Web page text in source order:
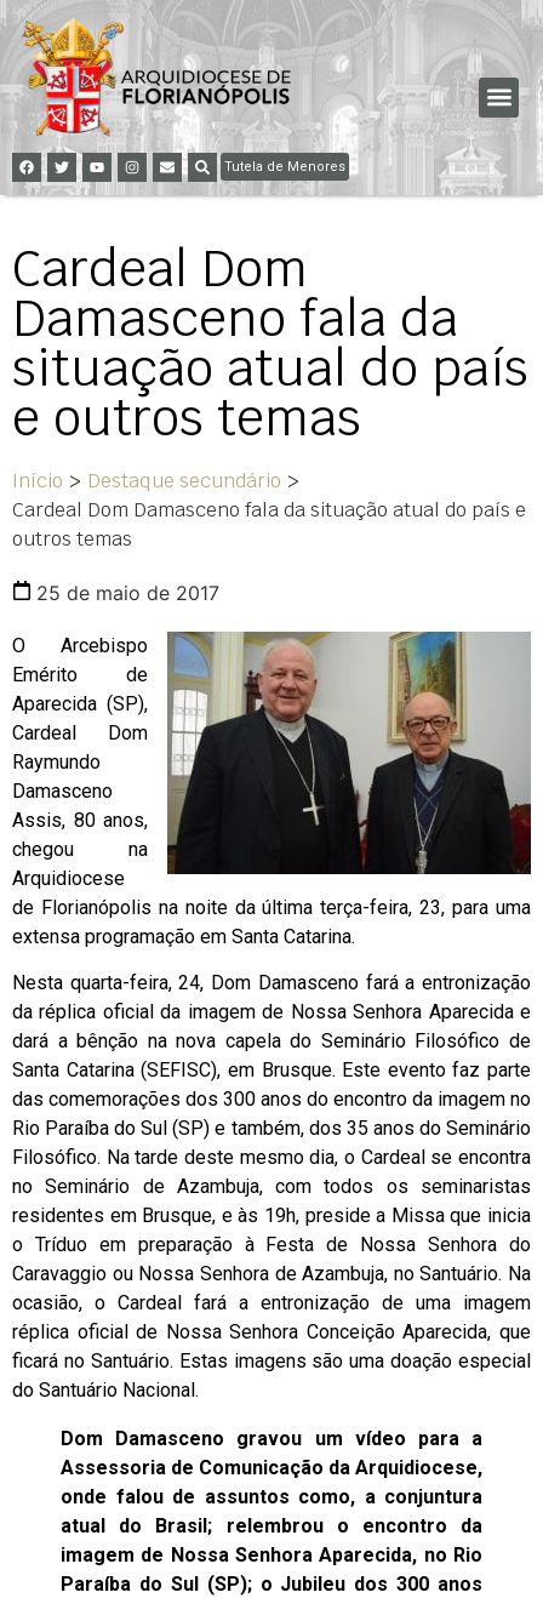
Tutela de Menores
Cardeal Dom
Damasceno fala da
situação atual do país
e outros temas
Início > Destaque secundário >
Cardeal Dom Damasceno fala da situação atual do país e
outros temas
25 de maio de 2017
O Arcebispo
Emérito de
Aparecida (SP),
Cardeal Dom
Raymundo
Damasceno
Assis, 80 anos,
chegou na
Arquidiocese
de Florianópolis na noite da última terça-feira, 23, para uma
extensa programação em Santa Catarina.
Nesta quarta-feira, 24, Dom Damasceno fará a entronização
da réplica oficial da imagem de Nossa Senhora Aparecida e
dará a bênção na nova capela do Seminário Filosófico de
Santa Catarina (SEFISC), em Brusque. Este evento faz parte
das comemorações dos 300 anos do encontro da imagem no
Rio Paraíba do Sul (SP) e também, dos 35 anos do Seminário
Filosófico. Na tarde deste mesmo dia, o Cardeal se encontra
no Seminário de Azambuja, com todos os seminaristas
residentes em Brusque, e às 19h, preside a Missa que inicia
o Tríduo em preparação à Festa de Nossa Senhora do
Caravaggio ou Nossa Senhora de Azambuja, no Santuário. Na
ocasião, o Cardeal fará a entronização de uma imagem
réplica oficial de Nossa Senhora Conceição Aparecida, que
ficará no Santuário. Estas imagens são uma doação especial
do Santuário Nacional.
Dom Damasceno gravou um vídeo para a
Assessoria de Comunicação da Arquidiocese,
onde falou de assuntos como, a conjuntura
atual do Brasil; relembrou o encontro da
imagem de Nossa Senhora Aparecida, no Rio
Paraíba do Sul (SP); o Jubileu dos 300 anos